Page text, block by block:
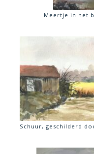
Meertje in het
Schuur, geschilderd